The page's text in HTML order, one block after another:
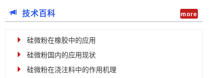
技术百科 more
硅微粉在橡胶中的应用
硅微粉国内的应用现状
硅微粉在浇注料中的作用机理